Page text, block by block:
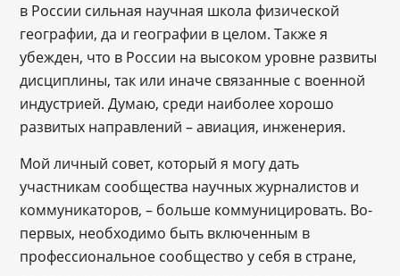
в России сильная научная школа физической
географии, да и географии в целом. Также я
убежден, что в России на высоком уровне развиты
дисциплины, так или иначе связанные с военной
индустрией. Думаю, среди наиболее хорошо
развитых направлений – авиация, инженерия.
Мой личный совет, который я могу дать
участникам сообщества научных журналистов и
коммуникаторов, – больше коммуницировать. Во-
первых, необходимо быть включенным в
профессиональное сообщество у себя в стране,